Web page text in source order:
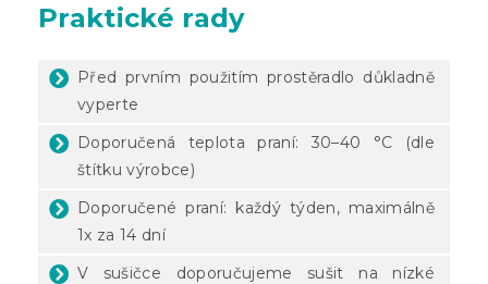
Praktické rady
Před prvním použitím prostěradlo důkladně
vyperte
Doporučená teplota praní: 30–40 °C (dle
štítku výrobce)
Doporučené praní: každý týden, maximálně
1x za 14 dní
V sušičce doporučujeme sušit na nízké